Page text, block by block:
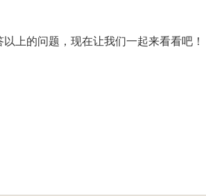
上的问题，现在让我们一起来看看吧！